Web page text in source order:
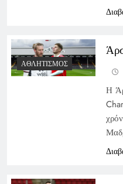
ΑΘΛΗΤΙΣΜΌΣ
Η